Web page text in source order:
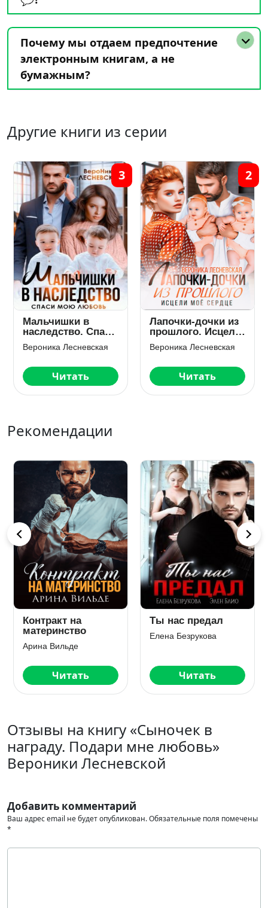
Почему мы отдаем предпочтение
электронным книгам, а не
бумажным?
Другие книги из серии
Мальчишки в
наследство. Спаси
мою любовь
Вероника Лесневская
Читать
3
Лапочки-дочки из
прошлого. Исцели
мое сердце
Вероника Лесневская
Читать
2
Рекомендации
Измена. Свадьбы
не будет!
Анна Королёва
Читать
Грех Захарова.
Второй шанс
Читать
Отзывы на книгу «Сыночек в
награду. Подари мне любовь»
Вероники Лесневской
Добавить комментарий
Ваш адрес email не будет опубликован.Обязательные поля помечены
*